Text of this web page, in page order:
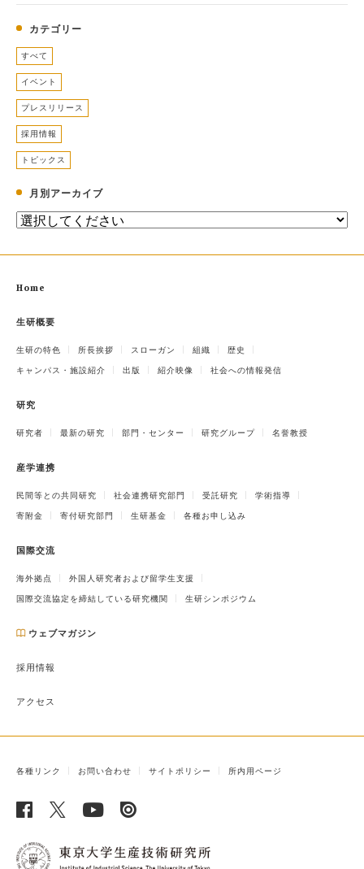
カテゴリー
すべて
イベント
プレスリリース
採用情報
トピックス
月別アーカイブ
Home
生研概要
生研の特色 所長挨拶 スローガン 組織 歴史
キャンパス・施設紹介 出版 紹介映像 社会への情報発信
研究
研究者 最新の研究 部門・センター 研究グループ 名誉教授
産学連携
民間等との共同研究 社会連携研究部門 受託研究 学術指導
寄附金 寄付研究部門 生研基金 各種お申し込み
国際交流
海外拠点 外国人研究者および留学生支援
国際交流協定を締結している研究機関 生研シンポジウム
ウェブマガジン
採用情報
アクセス
各種リンク お問い合わせ サイトポリシー 所内用ページ